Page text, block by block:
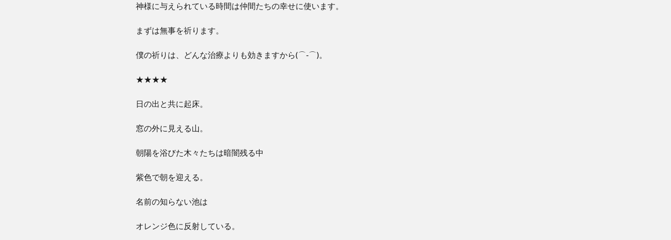
神様に与えられている時間は仲間たちの幸せに使います。
まずは無事を祈ります。
僕の祈りは、どんな治療よりも効きますから(⌒‐⌒)。
★★★★
日の出と共に起床。
窓の外に見える山。
朝陽を浴びた木々たちは暗闇残る中
紫色で朝を迎える。
名前の知らない池は
オレンジ色に反射している。